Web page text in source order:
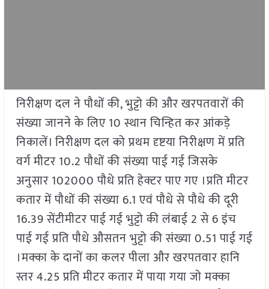
निरीक्षण दल ने पौधों की, भुट्टो की और खरपतवारों की
संख्या जानने के लिए 10 स्थान चिन्हित कर आंकड़े
निकालें। निरीक्षण दल को प्रथम दृष्टया निरीक्षण में प्रति
वर्ग मीटर 10.2 पौधों की संख्या पाई गई जिसके
अनुसार 102000 पौधे प्रति हेक्टर पाए गए ।प्रति मीटर
कतार में पौधों की संख्या 6.1 एवं पौधे से पौधे की दूरी
16.39 सेंटीमीटर पाई गई भुट्टो की लंबाई 2 से 6 इंच
पाई गई प्रति पौधे औसतन भुट्टो की संख्या 0.51 पाई गई
।मक्का के दानों का कलर पीला और खरपतवार हानि
स्तर 4.25 प्रति मीटर कतार में पाया गया जो मक्का